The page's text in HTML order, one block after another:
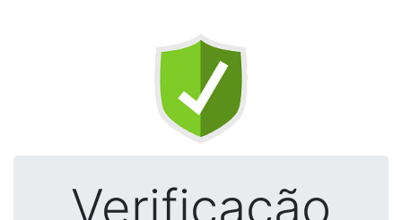
Verificação